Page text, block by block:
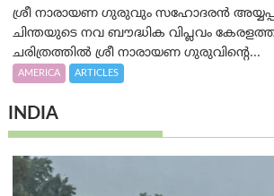
ശ്രീ നാരായണ ഗുരുവും സഹോദരൻ
ചിന്തയുടെ നവ ബൗദ്ധിക വിപ്ലവം
ചരിത്രത്തിൽ ശ്രീ നാരായണ ഗുരുവിന്റെ...
AMERICA ARTICLES
INDIA